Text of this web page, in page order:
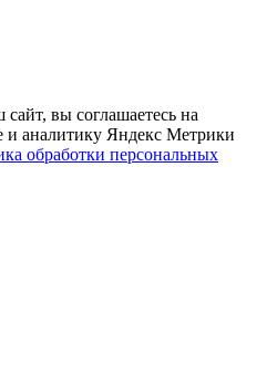
вы соглашаетесь на
и аналитику Яндекс Метрики
обработки персональных